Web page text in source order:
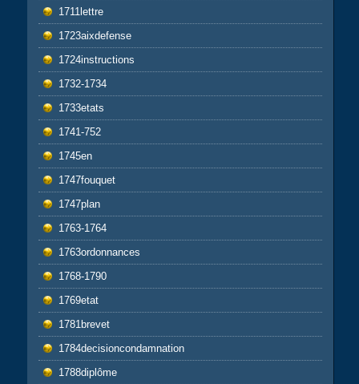
1711lettre
1723aixdefense
1724instructions
1732-1734
1733etats
1741-752
1745en
1747fouquet
1747plan
1763-1764
1763ordonnances
1768-1790
1769etat
1781brevet
1784decisioncondamnation
1788diplôme